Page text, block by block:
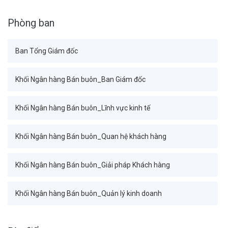
Phòng ban
Ban Tổng Giám đốc
Khối Ngân hàng Bán buôn_Ban Giám đốc
Khối Ngân hàng Bán buôn_Lĩnh vực kinh tế
Khối Ngân hàng Bán buôn_Quan hệ khách hàng
Khối Ngân hàng Bán buôn_Giải pháp Khách hàng
Khối Ngân hàng Bán buôn_Quản lý kinh doanh